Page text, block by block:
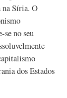
na Síria. O
no seu
dos Estados